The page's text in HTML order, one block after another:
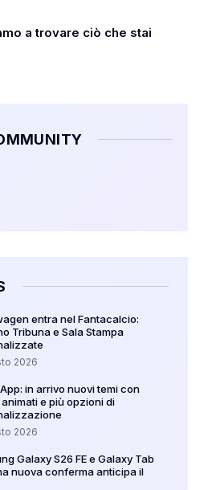
a trovare ciò che stai
entra nel Fantacalcio:
Tribuna e Sala Stampa
2026
in arrivo nuovi temi con
e più opzioni di
2026
Galaxy S26 FE e Galaxy Tab
nuova conferma anticipa il